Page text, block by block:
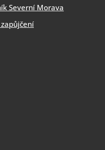
Severní Morava